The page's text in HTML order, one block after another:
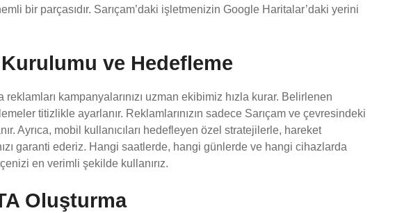
bir parçasıdır. Sarıçam’daki işletmenizin Google Haritalar’daki yerini
ve Hedefleme
kampanyalarınızı uzman ekibimiz hızla kurar. Belirlenen
titizlikle ayarlanır. Reklamlarınızın sadece Sarıçam ve çevresindeki
Ayrıca, mobil kullanıcıları hedefleyen özel stratejilerle, hareket
garanti ederiz. Hangi saatlerde, hangi günlerde ve hangi cihazlarda
en verimli şekilde kullanırız.
Oluşturma